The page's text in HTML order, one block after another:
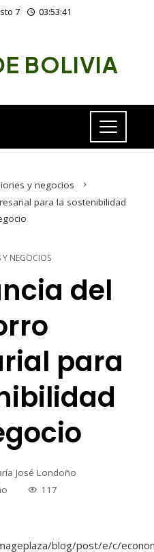
7 03:53:41
BOLIVIA
y negocios
para la sostenibilidad
Y NEGOCIOS
del
para
José Londoño
117